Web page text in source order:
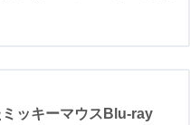
ッキーマウスBlu-ray